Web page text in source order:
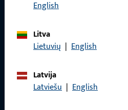
English
Litva
Lietuvių | English
Latvija
Latviešu | EnglishImpressum